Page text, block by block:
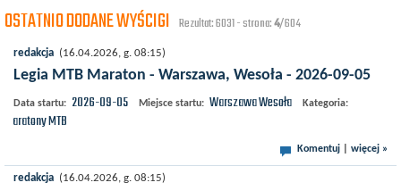
OSTATNIO DODANE WYŚCIGI Rezultat: 6031 - strona:4/604
redakcja (16.04.2026, g. 08:15)
Legia MTB Maraton - Warszawa, Wesoła - 2026-09-05
Data startu: 2026-09-05 Miejsce startu: WarszawaWesoła Kategoria:
Maratony MTB
Komentuj więcej »
redakcja (16.04.2026, g. 08:15)